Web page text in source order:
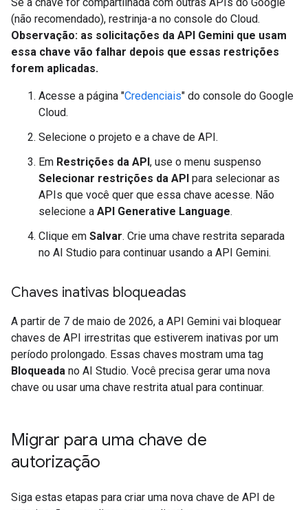
(não recomendado), restrinja-a no console do Cloud.
Observação: as solicitações da API Gemini que usam
essa chave vão falhar depois que essas restrições
forem aplicadas.
Acesse a página "Credenciais" do console do Google
Cloud.
Selecione o projeto e a chave de API.
Em Restrições da API, use o menu suspenso
Selecionar restrições da API para selecionar as
APIs que você quer que essa chave acesse. Não
selecione a API Generative Language.
Clique em Salvar. Crie uma chave restrita separada
no AI Studio para continuar usando a API Gemini.
Chaves inativas bloqueadas
A partir de 7 de maio de 2026, a API Gemini vai bloquear
chaves de API irrestritas que estiverem inativas por um
período prolongado. Essas chaves mostram uma tag
Bloqueada no AI Studio. Você precisa gerar uma nova
chave ou usar uma chave restrita atual para continuar.
Migrar para uma chave de
autorização
Siga estas etapas para criar uma nova chave de API de